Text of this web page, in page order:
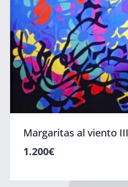
Margaritas al viento III
1.200€